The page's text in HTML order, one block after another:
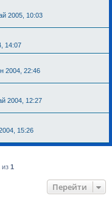
2005, 10:03
14:07
2004, 22:46
2004, 12:27
15:26
из 1
Перейти